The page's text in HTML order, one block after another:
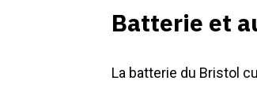
Batterie et
La batterie du Bristol